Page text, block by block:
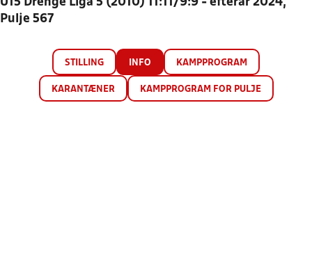
U15 Drenge Liga 5 (2010) 11:11/9:9 - efterår 2024,
Pulje 567
STILLING INFO KAMPPROGRAM
KARANTÆNER KAMPPROGRAM FOR PULJE